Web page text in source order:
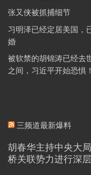
张又侠被抓捕细节
习明泽已经定居美国，
婚
被软禁的胡锦涛已经去
之间，习近平开始恐惧！
三频道最新爆料
胡春华主持中央大
桥关联势力进行深